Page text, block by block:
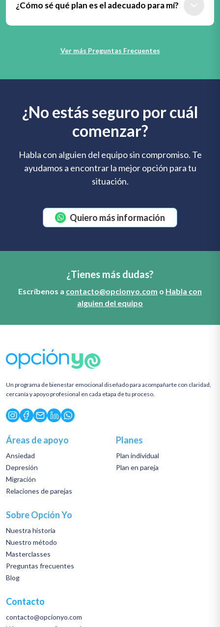
necesitando.
¿Cómo sé qué plan es el adecuado para mí?
Ver más Preguntas Frecuentes
¿No estás seguro por cuál
comenzar?
Habla con alguien del equipo sin compromiso. Te
ayudamos a encontrar la mejor opción para tu
situación.
Quiero más información
¿Tienes más dudas?
Escríbenos a contacto@opcionyo.com o Habla con
alguien del equipo
Un programa de bienestar emocional diseñado para acompañarte con claridad,
cercanía y apoyo profesional en cada etapa de tu proceso.
Áreas de apoyo
Ansiedad
Depresión
Migración
Relaciones de parejas
Planes
Plan individual
Plan en pareja
Sobre Opción Yo
Nuestra historia
Nuestro método
Masterclasses
Preguntas frecuentes
Blog
Contacto
contacto@opcionyo.com